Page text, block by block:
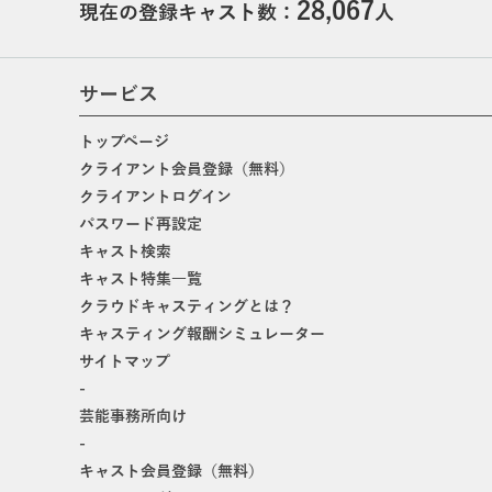
現在の登録キャスト数： 28,067人
サービス
トップページ
クライアント会員登録（無料）
クライアントログイン
パスワード再設定
キャスト検索
キャスト特集一覧
クラウドキャスティングとは？
キャスティング報酬シミュレーター
サイトマップ
-
芸能事務所向け
-
キャスト会員登録（無料）